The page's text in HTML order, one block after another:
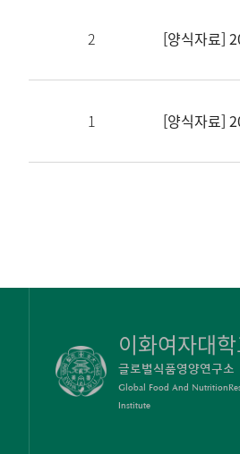
2 [양식자료]
1 [양식자료]
이화여자대
글로벌식품영양연구소
Global Food And
Institute